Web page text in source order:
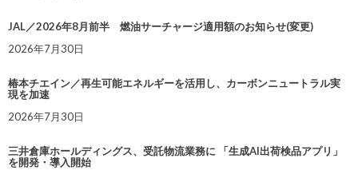
JAL／2026年8月前半 燃油サーチャージ適用額のお知らせ(変更)
2026年7月30日
椿本チエイン／再生可能エネルギーを活用し、カーボンニュートラル実
現を加速
2026年7月30日
三井倉庫ホールディングス、受託物流業務に 「生成AI出荷検品アプリ」
を開発・導入開始